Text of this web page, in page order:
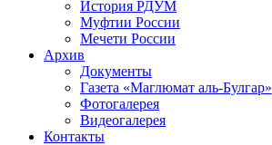
История РДУМ
Муфтии России
Мечети России
Архив
Документы
Газета «Маглюмат аль-Булгар»
Фотогалерея
Видеогалерея
Контакты